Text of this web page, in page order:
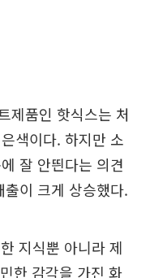
제품인 핫식스는 처
색이다. 하지만 소
잘 안띈다는 의견
이 크게 상승했다.
지식뿐 아니라 제
한 감각을 가진 화